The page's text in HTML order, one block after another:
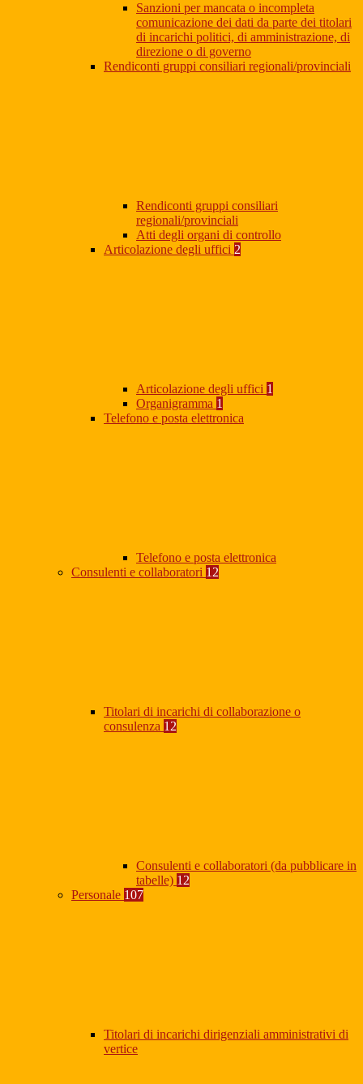
Sanzioni per mancata o incompleta
comunicazione dei dati da parte dei titolari
di incarichi politici, di amministrazione, di
direzione o di governo
Rendiconti gruppi consiliari regionali/provinciali
Rendiconti gruppi consiliari
regionali/provinciali
Atti degli organi di controllo
Articolazione degli uffici 2
Articolazione degli uffici 1
Organigramma 1
Telefono e posta elettronica
Telefono e posta elettronica
Consulenti e collaboratori 12
Titolari di incarichi di collaborazione o
consulenza 12
Consulenti e collaboratori (da pubblicare in
tabelle) 12
Personale 107
Titolari di incarichi dirigenziali amministrativi di
vertice